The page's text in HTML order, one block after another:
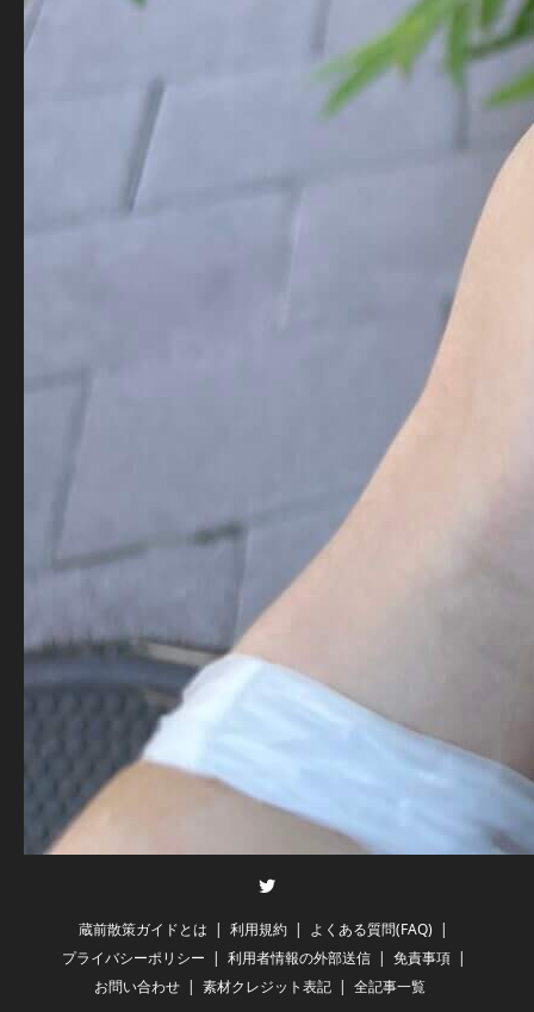
蔵前散策ガイドとは 利用規約
よくある質問(FAQ)
プライバシーポリシー
利用者情報の外部送信
免責事項
お問い合わせ
素材クレジット表記 全記事一覧